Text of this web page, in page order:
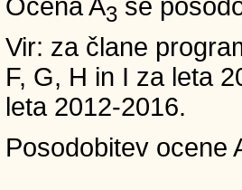
Ocena A3 se
Vir: za člane
F, G, H in I za leta
leta 2012-2016.
Posodobitev ocene